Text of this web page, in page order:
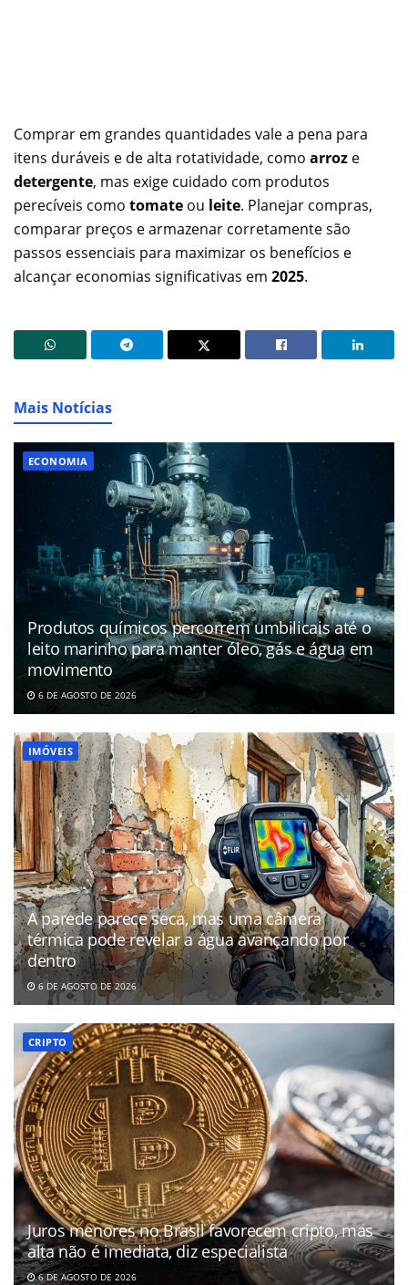
Comprar em grandes quantidades vale a pena para
itens duráveis e de alta rotatividade, como arroz e
detergente, mas exige cuidado com produtos
perecíveis como tomate ou leite. Planejar compras,
comparar preços e armazenar corretamente são
passos essenciais para maximizar os benefícios e
alcançar economias significativas em 2025.
Mais Notícias
ECONOMIA
Produtos químicos percorrem umbilicais até o
leito marinho para manter óleo, gás e água em
movimento
6 DE AGOSTO DE 2026
IMÓVEIS
A parede parece seca, mas uma câmera
térmica pode revelar a água avançando por
dentro
6 DE AGOSTO DE 2026
CRIPTO
Juros menores no Brasil favorecem cripto, mas
alta não é imediata, diz especialista
6 DE AGOSTO DE 2026